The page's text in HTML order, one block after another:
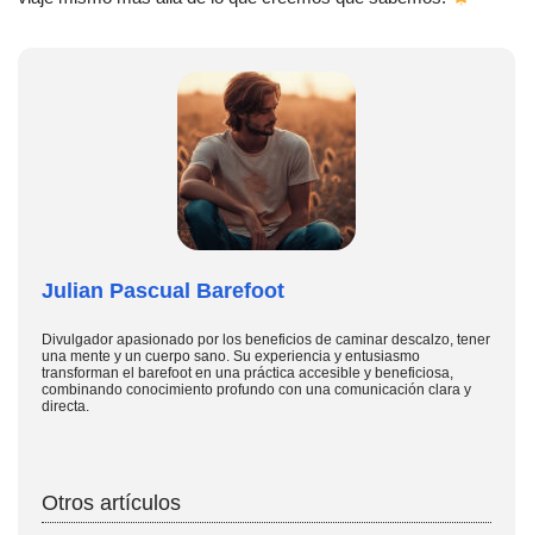
Julian Pascual Barefoot
Divulgador apasionado por los beneficios de caminar descalzo, tener
una mente y un cuerpo sano. Su experiencia y entusiasmo
transforman el barefoot en una práctica accesible y beneficiosa,
combinando conocimiento profundo con una comunicación clara y
directa.
Otros artículos